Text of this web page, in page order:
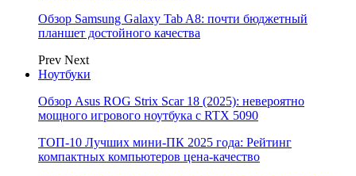
Обзор Samsung Galaxy Tab A8: почти бюджетный
планшет достойного качества
Prev Next
Ноутбуки
Обзор Asus ROG Strix Scar 18 (2025): невероятно
мощного игрового ноутбука с RTX 5090
ТОП-10 Лучших мини-ПК 2025 года: Рейтинг
компактных компьютеров цена-качество